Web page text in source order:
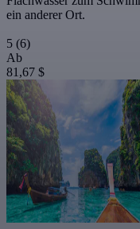
ein anderer Ort.
5 (6)
Ab
81,67 $